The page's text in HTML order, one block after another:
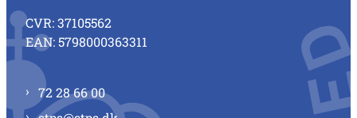
CVR: 37105562
EAN: 5798000363311
72 28 66 00